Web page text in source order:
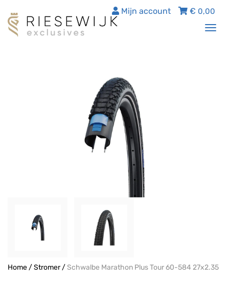
€ 0,00
Mijn account
Home/Stromer/Schwalbe Marathon Plus Tour 60-584 27x2.35